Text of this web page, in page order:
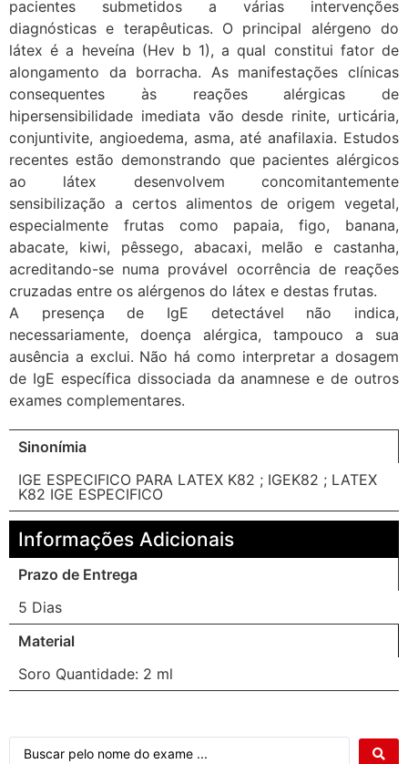
pacientes submetidos a várias intervenções
diagnósticas e terapêuticas. O principal alérgeno do
látex é a heveína (Hev b 1), a qual constitui fator de
alongamento da borracha. As manifestações clínicas
consequentes às reações alérgicas de
hipersensibilidade imediata vão desde rinite, urticária,
conjuntivite, angioedema, asma, até anafilaxia. Estudos
recentes estão demonstrando que pacientes alérgicos
ao látex desenvolvem concomitantemente
sensibilização a certos alimentos de origem vegetal,
especialmente frutas como papaia, figo, banana,
abacate, kiwi, pêssego, abacaxi, melão e castanha,
acreditando-se numa provável ocorrência de reações
cruzadas entre os alérgenos do látex e destas frutas.
A presença de IgE detectável não indica,
necessariamente, doença alérgica, tampouco a sua
ausência a exclui. Não há como interpretar a dosagem
de IgE específica dissociada da anamnese e de outros
exames complementares.
Sinonímia
IGE ESPECIFICO PARA LATEX K82 ; IGEK82 ; LATEX
K82 IGE ESPECIFICO
Informações Adicionais
Prazo de Entrega
5 Dias
Material
Soro Quantidade: 2 ml